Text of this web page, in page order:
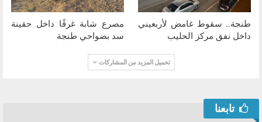
طنجة.. سقوط غامض لأربعيني
داخل نفق مركز الحليب
مصرع شابة غرقًا داخل حقينة
سد بضواحي طنجة
تحميل المزيد من المشاركات
تابعنا